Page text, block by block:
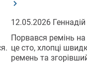
12.05.2026 Геннадій
Порвався ремінь на
це сто, хлопці
ремень та